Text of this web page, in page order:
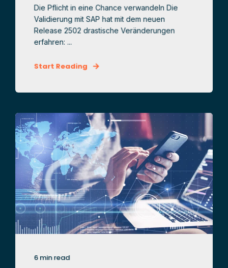
Die Pflicht in eine Chance verwandeln Die
Validierung mit SAP hat mit dem neuen
Release 2502 drastische Veränderungen
erfahren: ...
Start Reading
6 min read